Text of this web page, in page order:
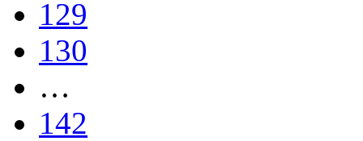
129
130
…
142